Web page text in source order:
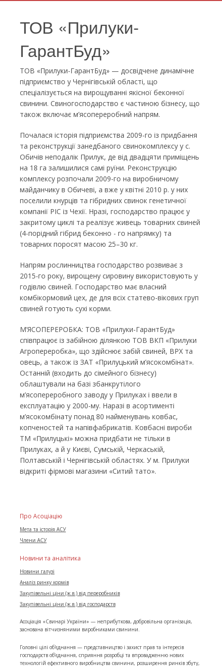
ТОВ «Прилуки-
ГарантБуд»
ТОВ «Прилуки-ГарантБуд» — досвідчене динамічне
підприємство у Чернігівській області, що
спеціалізується на вирощуванні якісної беконної
свинини. Свиногосподарство є частиною бізнесу, що
також включає м’ясопереробний напрям.
Почалася історія підприємства 2009-го із придбання
та реконструкції занедбаного свинокомплексу у с.
Обичів неподалік Прилук, де від двадцяти приміщень
на 18 га залишилися самі руїни. Реконструкцію
комплексу розпочали 2009-го на виробничому
майданчику в Обичеві, а вже у квітні 2010 р. у них
поселили кнурців та гібридних свинок генетичної
компанії PIC із Чехії. Нразі, господарство працює у
закритому циклі та реалізує живець товарних свиней
(4-порідний гібрид беконно - го напрямку) та
товарних поросят масою 25–30 кг.
Напрям рослинництва господарство розвиває з
2015-го року, вирощену сировину використовують у
годівлю свиней. Господарство має власний
комбікормовий цех, де для всіх статево-вікових груп
свиней готують сухі корми.
М’ЯСОПЕРЕРОБКА: ТОВ «Прилуки-ГарантБуд»
співпрацює із забійною ділянкою ТОВ ВКП «Прилуки
Агропереробка», що здійснює забій свиней, ВРХ та
овець, а також із ЗАТ «Прилуцький м’ясокомбінат».
Останній (входить до сімейного бізнесу)
облаштували на базі збанкрутілого
м’ясопереробного заводу у Прилуках і ввели в
експлуатацію у 2000-му. Наразі в асортименті
м’ясокомбінату понад 80 найменувань ковбас,
копченостей та напівфабрикатів. Ковбасні вироби
ТМ «Прилуцькі» можна придбати не тільки в
Прилуках, а й у Києві, Сумській, Черкаській,
Полтавській і Чернігівській областях. У м. Прилуки
відкриті фірмові магазини «Ситий тато».
Про Асоціацію
Мета та історія АСУ
Члени АСУ
Новини та аналітика
Новини галузі
Аналіз ринку кормів
Закупівельні ціни (ж.в.) від переробників
Закупівельні ціни (ж.в.) від господарств
Асоціація «Свинарі України» — неприбуткова, добровільна організація,
заснована вітчизняними виробниками свинини.
Головні цілі об'єднання — представництво і захист прав та інтересів
господарств об’єднання, сприяння розробці та впровадженню нових
технологій ефективного виробництва свинини, розширення ринків збуту,